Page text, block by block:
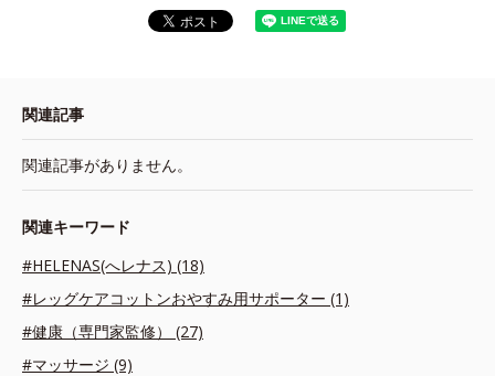
関連記事
関連記事がありません。
関連キーワード
#HELENAS(へレナス) (18)
#レッグケアコットンおやすみ用サポーター (1)
#健康（専門家監修） (27)
#マッサージ (9)